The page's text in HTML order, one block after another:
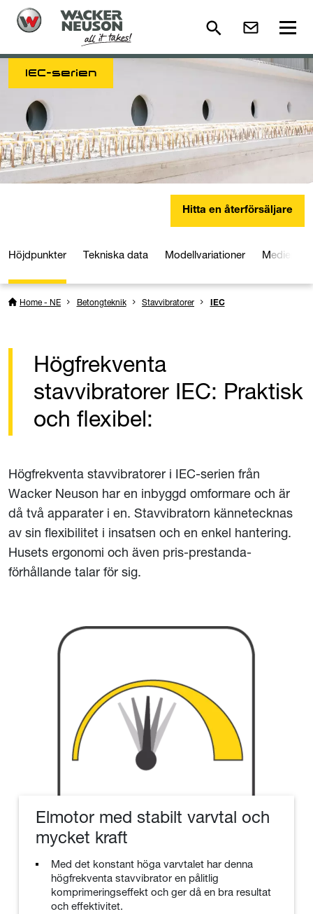
IEC-serien
Hitta en återförsäljare
Höjdpunkter Tekniska data Modellvariationer Medier
Home - NE Betongteknik Stavvibratorer IEC
Högfrekventa
stavvibratorer IEC: Praktisk
och flexibel:
Högfrekventa stavvibratorer i IEC-serien från
Wacker Neuson har en inbyggd omformare och är
då två apparater i en. Stavvibratorn kännetecknas
av sin flexibilitet i insatsen och en enkel hantering.
Husets ergonomi och även pris-prestanda-
förhållande talar för sig.
Elmotor med stabilt varvtal och
mycket kraft
Med det konstant höga varvtalet har denna
högfrekventa stavvibrator en pålitlig
komprimeringseffekt och ger då en bra resultat
och effektivitet.